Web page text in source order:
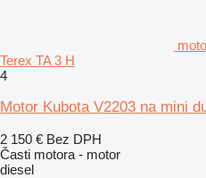
Terex TA 3 H
4
Motor Kubota V2203 na mini
2 150 € Bez DPH
Časti motora - motor
diesel